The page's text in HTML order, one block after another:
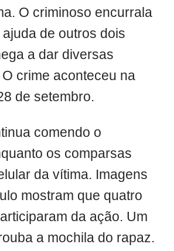
O criminoso encurrala
de outros dois
a dar diversas
crime aconteceu na
de setembro.
comendo o
os comparsas
da vítima. Imagens
mostram que quatro
da ação. Um
a mochila do rapaz.